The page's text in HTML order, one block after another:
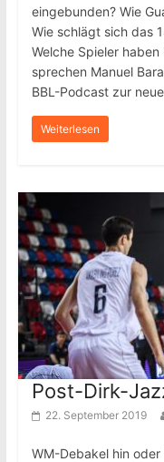
eingebunden? Wie
Wie schlägt sich das
Welche Spieler
sprechen Manuel
BBL-Podcast zur
Weiterlesen
Post-Dirk-
22. September 2019
WM-Debakel hin